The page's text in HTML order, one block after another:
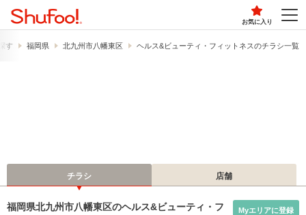
お気に入り
す 福岡県 北九州市八幡東区 ヘルス&ビューティ・フィットネスのチラシ一覧
チラシ 店舗
福岡県北九州市八幡東区のヘルス&ビューティ・フ
Myエリアに登録